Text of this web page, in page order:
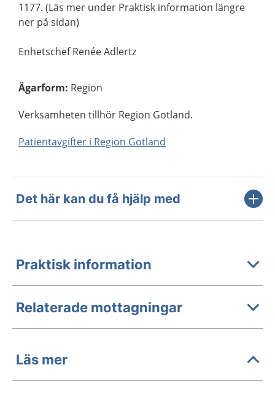
1177. (Läs mer under Praktisk information längre
ner på sidan)
Enhetschef Renée Adlertz
Ägarform: Region
Verksamheten tillhör Region Gotland.
Patientavgifter i Region Gotland
Det här kan du få hjälp med
Praktisk information
Relaterade mottagningar
Läs mer